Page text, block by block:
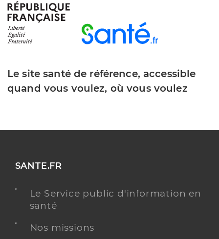
Le site santé de référence, accessible
quand vous voulez, où vous voulez
SANTE.FR
Le Service public d'information en
santé
Nos missions